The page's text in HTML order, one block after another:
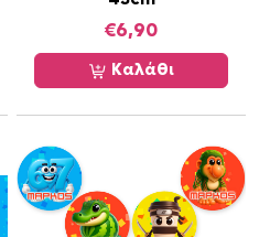
€6,90
Καλάθι